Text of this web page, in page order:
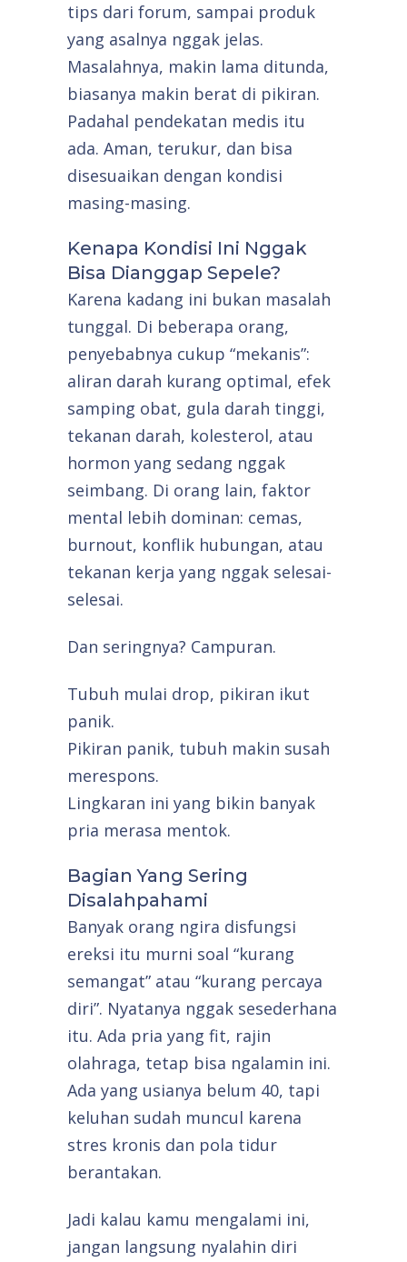
tips dari forum, sampai produk
yang asalnya nggak jelas.
Masalahnya, makin lama ditunda,
biasanya makin berat di pikiran.
Padahal pendekatan medis itu
ada. Aman, terukur, dan bisa
disesuaikan dengan kondisi
masing-masing.
Kenapa Kondisi Ini Nggak
Bisa Dianggap Sepele?
Karena kadang ini bukan masalah
tunggal. Di beberapa orang,
penyebabnya cukup “mekanis”:
aliran darah kurang optimal, efek
samping obat, gula darah tinggi,
tekanan darah, kolesterol, atau
hormon yang sedang nggak
seimbang. Di orang lain, faktor
mental lebih dominan: cemas,
burnout, konflik hubungan, atau
tekanan kerja yang nggak selesai-
selesai.
Dan seringnya? Campuran.
Tubuh mulai drop, pikiran ikut
panik.
Pikiran panik, tubuh makin susah
merespons.
Lingkaran ini yang bikin banyak
pria merasa mentok.
Bagian Yang Sering
Disalahpahami
Banyak orang ngira disfungsi
ereksi itu murni soal “kurang
semangat” atau “kurang percaya
diri”. Nyatanya nggak sesederhana
itu. Ada pria yang fit, rajin
olahraga, tetap bisa ngalamin ini.
Ada yang usianya belum 40, tapi
keluhan sudah muncul karena
stres kronis dan pola tidur
berantakan.
Jadi kalau kamu mengalami ini,
jangan langsung nyalahin diri